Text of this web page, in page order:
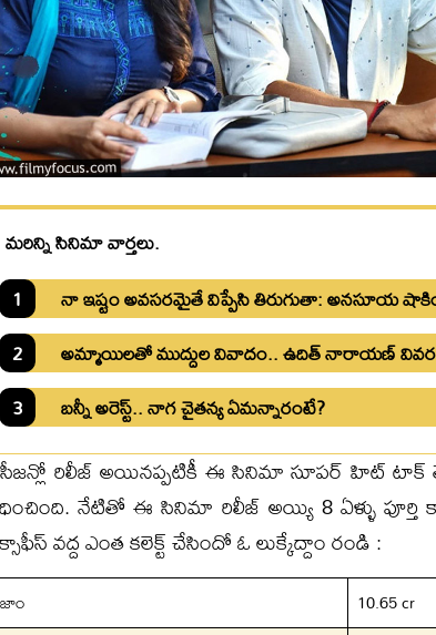
మరిన్ని సినిమా వార్తలు.
1
నా ఇష్టం అవసరమైతే విప్పేసి తిరుగుతా: అనసూయ
2
అమ్మాయిలతో ముద్దుల వివాదం.. ఉదిత్ నారాయణ్
3
బన్నీ అరెస్ట్.. నాగ చైతన్య ఏమన్నారంటే?
సీజన్లో రిలీజ్ అయినప్పటికీ ఈ సినిమా సూపర్ హిట్ టాక్
నేటితో ఈ సినిమా రిలీజ్ అయ్యి 8 ఏళ్ళు
వద్ద ఎంత కలెక్ట్ చేసిందో ఓ లుక్కేద్దాం రండి :
10.65 cr